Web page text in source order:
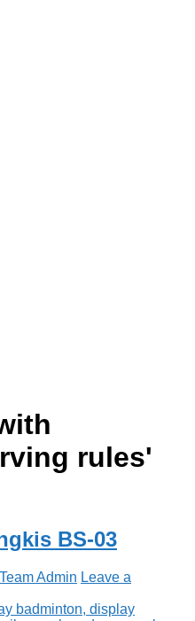
Olahraga Yang
rules'
BS-03
Team Admin Leave a